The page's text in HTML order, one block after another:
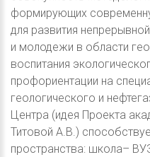
формирующих
для развития
и молодежи в области
воспитания
профориентации на
геологического и
Центра (идея Проекта
Титовой А.В.)
пространства: школа–